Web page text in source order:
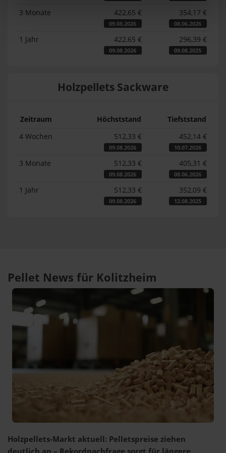
3 Monate 422,65 €
09.08.2026
354,17 €
08.06.2026
1 Jahr 422,65 €
09.08.2026
296,39 €
09.08.2025
Holzpellets Sackware
Zeitraum Höchststand
Tiefststand
4 Wochen
512,33 €
09.08.2026
452,14 €
10.07.2026
3 Monate 512,33 €
09.08.2026
405,31 €
08.06.2026
1 Jahr 512,33 €
09.08.2026
352,09 €
12.08.2025
Pellet News für Kolitzheim
Holzpellets-Markt aktuell: Pelletspreise ziehen